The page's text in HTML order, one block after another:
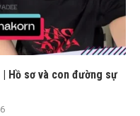
Hồ sơ và con đường sự